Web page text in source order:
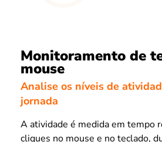
Monitoramento de
mouse
Analise os níveis de
jornada
A atividade é medida em tempo
cliques no mouse e no teclado,